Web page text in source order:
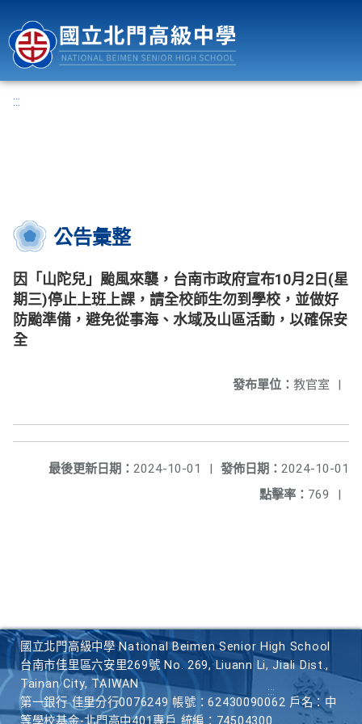
:::
公告彙整
因「山陀兒」颱風來襲，台南市政府宣布10月2日(星
期三)停止上班上課，請全校師生勿到學校，並做好
防颱準備，避免從事海、水域及山區活動，以確保安
全
發布單位： 教官室 |
發佈日期： 2024-10-01
最後更新日期： 2024-10-01
|
點擊率： 769 |
國立北門高級中學 National Beimen Senior High School
台南市佳里區六安里269號 No. 269, Liuann Li, Jiali Dist.,
Tainan City, TAIWAN
第一銀行 佳里分行0076249 帳號：62430090062 戶名：中
等學校基金-北門高中401專戶 統編：74504300